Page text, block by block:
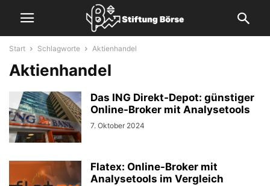
Start Schlagworte Aktienhandel
Aktienhandel
Das ING Direkt-Depot: günstiger
Online-Broker mit Analysetools
7. Oktober 2024
Flatex: Online-Broker mit
Analysetools im Vergleich